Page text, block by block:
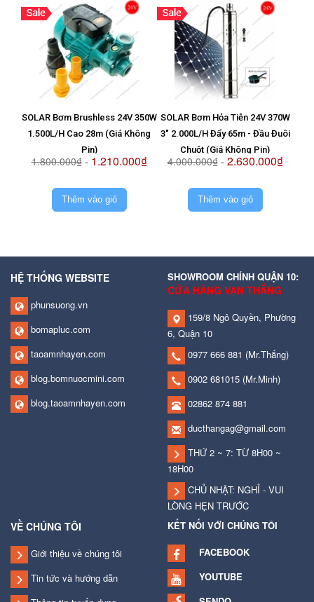
SOLAR Bơm Brushless 24V 350W
1.500L/H Cao 28m (Giá Không
Pin)
1.800.000₫- 1.210.000₫
Thêm vào giỏ
SOLAR Bơm Hỏa Tiễn 24V 370W
3" 2.000L/H Đẩy 65m - Đầu Đuôi
Chuột (Giá Không Pin)
4.000.000₫- 2.630.000₫
Thêm vào giỏ
HỆ THỐNG WEBSITE
phunsuong.vn
bomapluc.com
taoamnhayen.com
blog.bomnuocmini.com
blog.taoamnhayen.com
SHOWROOM CHÍNH QUẬN 10:
CỬA HÀNG VẠN THẮNG
159/8 Ngô Quyền, Phường
6, Quận 10
0977 666 881 (Mr.Thắng)
0902 681015 (Mr.Minh)
02862 874 881
ducthangag@gmail.com
THỨ 2 ~ 7: TỪ 8H00 ~
18H00
CHỦ NHẬT: NGHỈ - VUI
LÒNG HẸN TRƯỚC
VỀ CHÚNG TÔI
Giới thiệu về chúng tôi
Tin tức và hướng dẫn
KẾT NỐI VỚI CHÚNG TÔI
FACEBOOK
YOUTUBE